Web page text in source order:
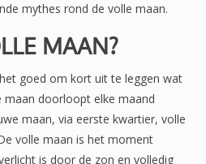
mythes rond de volle maan.
MAAN?
goed om kort uit te leggen wat
maan doorloopt elke maand
maan, via eerste kwartier, volle
volle maan is het moment
is door de zon en volledig